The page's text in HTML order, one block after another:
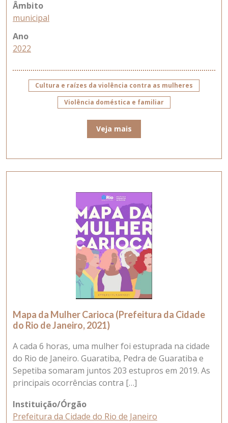
Âmbito
municipal
Ano
2022
Cultura e raízes da violência contra as mulheres
Violência doméstica e familiar
Veja mais
Mapa da Mulher Carioca (Prefeitura da Cidade
do Rio de Janeiro, 2021)
A cada 6 horas, uma mulher foi estuprada na cidade
do Rio de Janeiro. Guaratiba, Pedra de Guaratiba e
Sepetiba somaram juntos 203 estupros em 2019. As
principais ocorrências contra […]
Instituição/Órgão
Prefeitura da Cidade do Rio de Janeiro